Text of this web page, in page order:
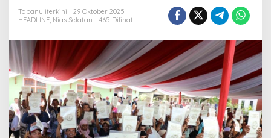
195.734
Bidang
untuk
39.556
KK
Tapanuliterkini
29 Oktober 2025
HEADLINE, Nias Selatan 465 Dilihat